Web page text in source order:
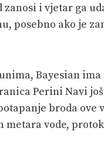
i vjetar ga
posebno ako je
Bayesian
Perini Navi
broda ove
vode,